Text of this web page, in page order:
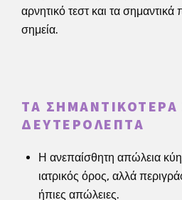
αρνητικό τεστ και τα σημαντικά
σημεία.
ΤΑ ΣΗΜΑΝΤΙΚΌΤΕΡΑ
ΔΕΥΤΕΡΌΛΕΠΤΑ
Η ανεπαίσθητη απώλεια
ιατρικός όρος, αλλά
ήπιες απώλειες.